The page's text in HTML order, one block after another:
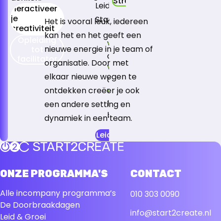
Heractiveer
je
creativiteit
Opleiding
facilitator
Het is vooral leuk, iedereen
kan het en het geeft een
nieuwe energie in je team of
organisatie. Door met
elkaar nieuwe wegen te
ontdekken creëer je ook
een andere setting en
dynamiek in een team.
Leiderschapsprogramma van
Start2Create leert.
Vertrekken uit de wij, daarna
de ik.
Vaste patronen herkennen
doorbreken
Verder kijken dan traditionele
leiderschapsmodellen en
bekende oplossingen
Leiderschapsprogramma
Terug naar de startpagina
ONZE PROGRAMMA'S
Alle incompany programma’s
De Doorbraakdagen
Leid & Groei
CONTACT
010 303 0090
info@start2create.nl